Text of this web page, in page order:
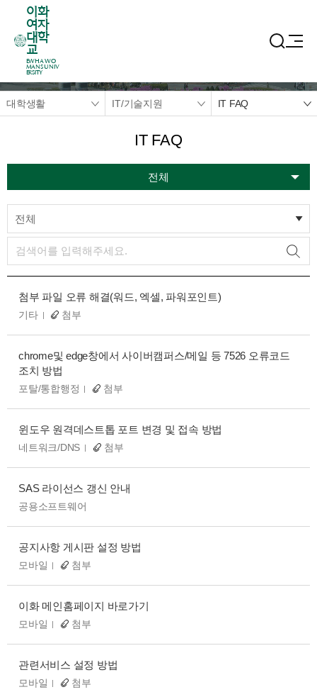
이화
여자
대학
교
EWHA WO
MANS UNIV
ERSITY
대학생활 IT/기술지원 IT FAQ
IT FAQ
전체
전체
첨부 파일 오류 해결(워드, 엑셀, 파워포인트)
기타 첨부
chrome및 edge창에서 사이버캠퍼스/메일 등 7526 오류코드
조치 방법
포탈/통합행정 첨부
윈도우 원격데스트톱 포트 변경 및 접속 방법
네트워크/DNS 첨부
SAS 라이선스 갱신 안내
공용소프트웨어
공지사항 게시판 설정 방법
모바일 첨부
이화 메인홈페이지 바로가기
모바일 첨부
관련서비스 설정 방법
모바일 첨부